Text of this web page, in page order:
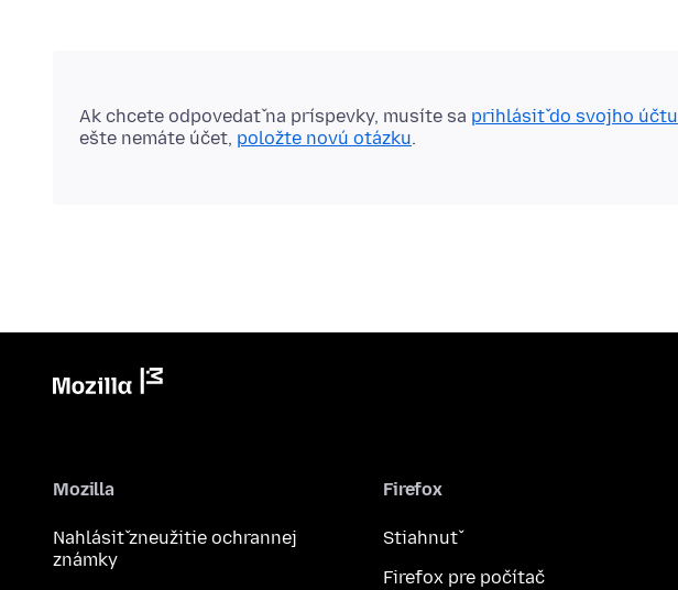
Ak chcete odpovedať na príspevky, musíte sa prihlásiť do svojho účtu
ešte nemáte účet, položte novú otázku.
Mozilla
Nahlásiť zneužitie ochrannej
známky
Firefox
Stiahnuť
Firefox pre počítač